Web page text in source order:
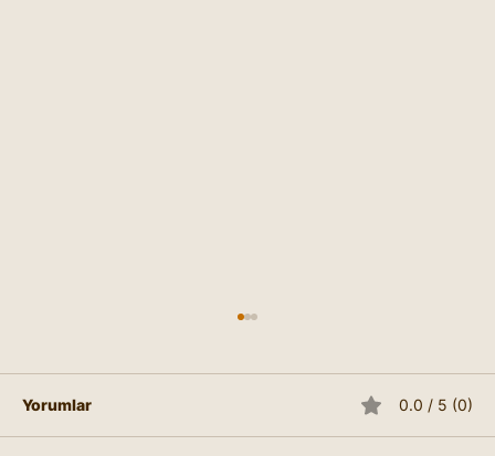
Yorumlar 0.0 / 5 (0)